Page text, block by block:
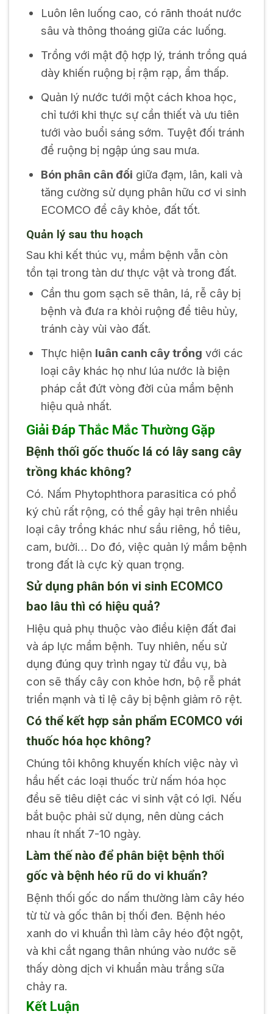
Luôn lên luống cao, có rãnh thoát nước
sâu và thông thoáng giữa các luống.
Trồng với mật độ hợp lý, tránh trồng quá
dày khiến ruộng bị rậm rạp, ẩm thấp.
Quản lý nước tưới một cách khoa học,
chỉ tưới khi thực sự cần thiết và ưu tiên
tưới vào buổi sáng sớm. Tuyệt đối tránh
để ruộng bị ngập úng sau mưa.
Bón phân cân đối giữa đạm, lân, kali và
tăng cường sử dụng phân hữu cơ vi sinh
ECOMCO để cây khỏe, đất tốt.
Quản lý sau thu hoạch
Sau khi kết thúc vụ, mầm bệnh vẫn còn
tồn tại trong tàn dư thực vật và trong đất.
Cần thu gom sạch sẽ thân, lá, rễ cây bị
bệnh và đưa ra khỏi ruộng để tiêu hủy,
tránh cày vùi vào đất.
Thực hiện luân canh cây trồng với các
loại cây khác họ như lúa nước là biện
pháp cắt đứt vòng đời của mầm bệnh
hiệu quả nhất.
Giải Đáp Thắc Mắc Thường Gặp
Bệnh thối gốc thuốc lá có lây sang cây
trồng khác không?
Có. Nấm Phytophthora parasitica có phổ
ký chủ rất rộng, có thể gây hại trên nhiều
loại cây trồng khác như sầu riêng, hồ tiêu,
cam, bưởi… Do đó, việc quản lý mầm bệnh
trong đất là cực kỳ quan trọng.
Sử dụng phân bón vi sinh ECOMCO
bao lâu thì có hiệu quả?
Hiệu quả phụ thuộc vào điều kiện đất đai
và áp lực mầm bệnh. Tuy nhiên, nếu sử
dụng đúng quy trình ngay từ đầu vụ, bà
con sẽ thấy cây con khỏe hơn, bộ rễ phát
triển mạnh và tỉ lệ cây bị bệnh giảm rõ rệt.
Có thể kết hợp sản phẩm ECOMCO với
thuốc hóa học không?
Chúng tôi không khuyến khích việc này vì
hầu hết các loại thuốc trừ nấm hóa học
đều sẽ tiêu diệt các vi sinh vật có lợi. Nếu
bắt buộc phải sử dụng, nên dùng cách
nhau ít nhất 7-10 ngày.
Làm thế nào để phân biệt bệnh thối
gốc và bệnh héo rũ do vi khuẩn?
Bệnh thối gốc do nấm thường làm cây héo
từ từ và gốc thân bị thối đen. Bệnh héo
xanh do vi khuẩn thì làm cây héo đột ngột,
và khi cắt ngang thân nhúng vào nước sẽ
thấy dòng dịch vi khuẩn màu trắng sữa
chảy ra.
Kết Luận